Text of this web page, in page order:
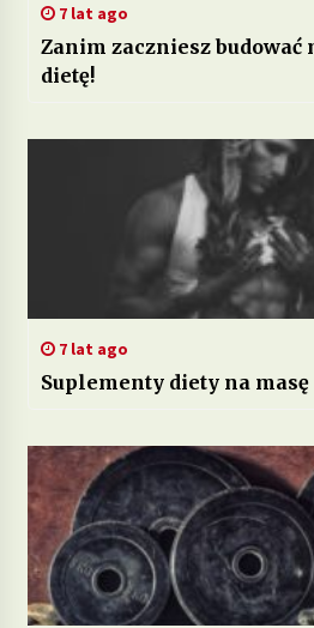
7 lat ago
Zanim zaczniesz budować
dietę!
7 lat ago
Suplementy diety na masę